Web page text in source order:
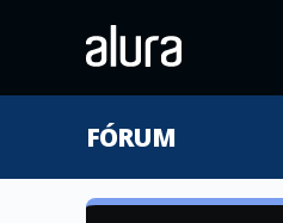
FÓRUM